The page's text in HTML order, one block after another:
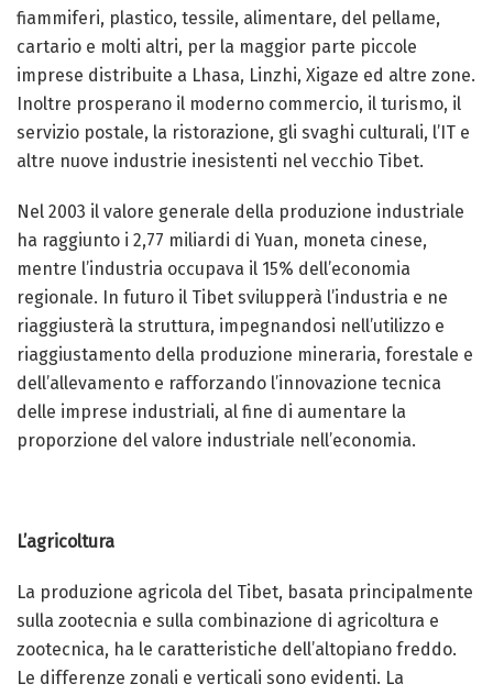
fiammiferi, plastico, tessile, alimentare, del pellame,
cartario e molti altri, per la maggior parte piccole
imprese distribuite a Lhasa, Linzhi, Xigaze ed altre zone.
Inoltre prosperano il moderno commercio, il turismo, il
servizio postale, la ristorazione, gli svaghi culturali, l’IT e
altre nuove industrie inesistenti nel vecchio Tibet.
Nel 2003 il valore generale della produzione industriale
ha raggiunto i 2,77 miliardi di Yuan, moneta cinese,
mentre l’industria occupava il 15% dell’economia
regionale. In futuro il Tibet svilupperà l’industria e ne
riaggiusterà la struttura, impegnandosi nell’utilizzo e
riaggiustamento della produzione mineraria, forestale e
dell’allevamento e rafforzando l’innovazione tecnica
delle imprese industriali, al fine di aumentare la
proporzione del valore industriale nell’economia.
L’agricoltura
La produzione agricola del Tibet, basata principalmente
sulla zootecnia e sulla combinazione di agricoltura e
zootecnica, ha le caratteristiche dell’altopiano freddo.
Le differenze zonali e verticali sono evidenti. La